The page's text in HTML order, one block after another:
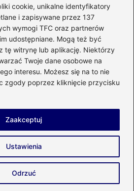
cookie, unikalne identyfikatory
i zapisywane przez 137
wymogi TFC oraz partnerów
udostępniane. Mogą też być
tę witrynę lub aplikację. Niektórzy
Twoje dane osobowe na
interesu. Możesz się na to nie
zgody poprzez kliknięcie przycisku
Ustawienia
Odrzuć
Zaakceptuj
(23)
enco-energetyka.com.pl
Zasady użytkowania